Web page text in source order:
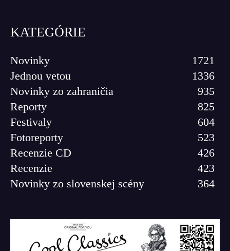
KATEGÓRIE
Novinky
1721
Jednou vetou
1336
Novinky zo zahraničia
935
Reporty
825
Festivaly
604
Fotoreporty
523
Recenzie CD
426
Recenzie
423
Novinky zo slovenskej scény
364